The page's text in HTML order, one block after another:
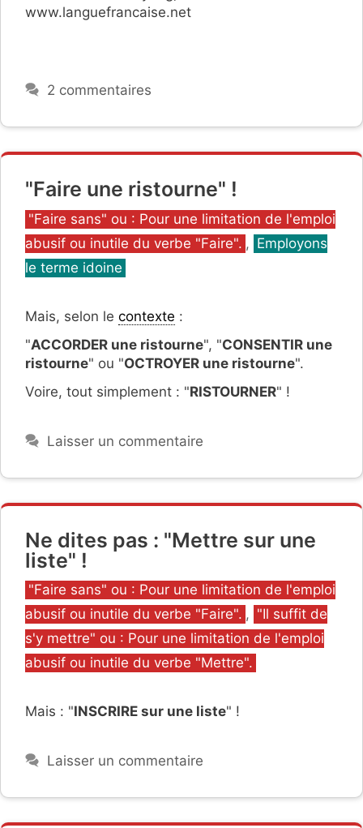
www.languefrancaise.net
2 commentaires
"Faire une ristourne" !
Catégories
"Faire sans" ou : Pour une limitation de l'emploi
abusif ou inutile du verbe "Faire". , Employons
le terme idoine
Mais, selon le contexte :
"ACCORDER une ristourne", "CONSENTIR une
ristourne" ou "OCTROYER une ristourne".
Voire, tout simplement : "RISTOURNER" !
Laisser un commentaire
Ne dites pas : "Mettre sur une
liste" !
Catégories
"Faire sans" ou : Pour une limitation de l'emploi
abusif ou inutile du verbe "Faire". , "Il suffit de
s'y mettre" ou : Pour une limitation de l'emploi
abusif ou inutile du verbe "Mettre".
Mais : "INSCRIRE sur une liste" !
Laisser un commentaire